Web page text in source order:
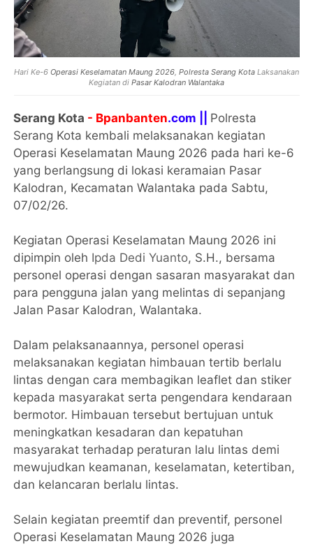
Hari Ke-6 Operasi Keselamatan Maung 2026 Polresta Serang Kota Laksanakan
Kegiatan di Pasar Kalodran Walantaka
Serang Kota - Bpanbanten.com || Polresta
Serang Kota kembali melaksanakan kegiatan
Operasi Keselamatan Maung 2026 pada hari ke-6
yang berlangsung di lokasi keramaian Pasar
Kalodran, Kecamatan Walantaka pada Sabtu,
07/02/26.
Kegiatan Operasi Keselamatan Maung 2026 ini
dipimpin oleh Ipda Dedi Yuanto, S.H., bersama
personel operasi dengan sasaran masyarakat dan
para pengguna jalan yang melintas di sepanjang
Jalan Pasar Kalodran, Walantaka.
Dalam pelaksanaannya, personel operasi
melaksanakan kegiatan himbauan tertib berlalu
lintas dengan cara membagikan leaflet dan stiker
kepada masyarakat serta pengendara kendaraan
bermotor. Himbauan tersebut bertujuan untuk
meningkatkan kesadaran dan kepatuhan
masyarakat terhadap peraturan lalu lintas demi
mewujudkan keamanan, keselamatan, ketertiban,
dan kelancaran berlalu lintas.
Selain kegiatan preemtif dan preventif, personel
Operasi Keselamatan Maung 2026 juga